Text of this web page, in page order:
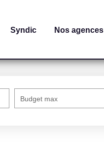
Syndic Nos agences
Budget max